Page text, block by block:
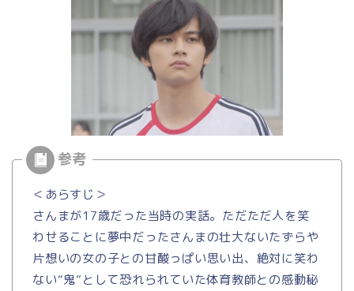
＜あらすじ＞
さんまが17歳だった当時の実話。ただただ人を笑
わせることに夢中だったさんまの壮大ないたずらや
片想いの女の子との甘酸っぱい思い出、絶対に笑わ
ない“鬼”として恐れられていた体育教師との感動秘